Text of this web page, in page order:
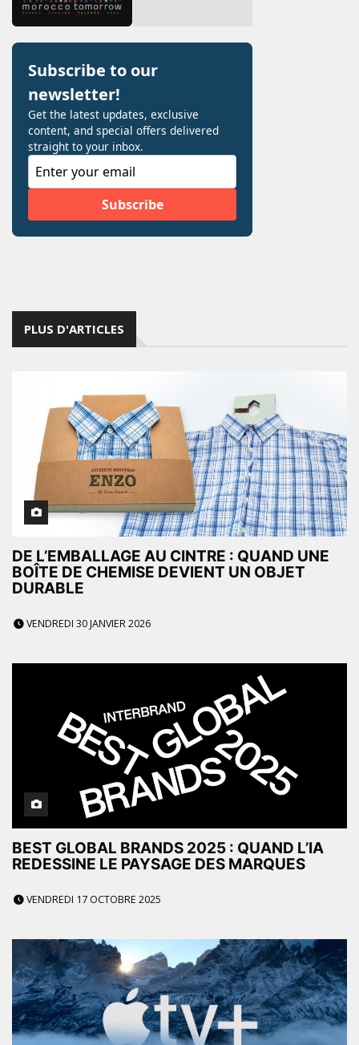
PLUS D'ARTICLES
DE L’EMBALLAGE AU CINTRE : QUAND UNE
BOÎTE DE CHEMISE DEVIENT UN OBJET
DURABLE
VENDREDI 30 JANVIER 2026
BEST GLOBAL BRANDS 2025 : QUAND L’IA
REDESSINE LE PAYSAGE DES MARQUES
VENDREDI 17 OCTOBRE 2025